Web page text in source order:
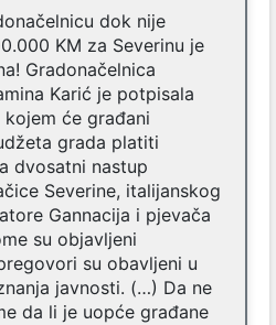
dok nije
KM za Severinu je
Gradonačelnica
Karić je potpisala
će građani
grada platiti
dvosatni nastup
Severine, italijanskog
Gannacija i pjevača
su objavljeni
su obavljeni u
javnosti. (…) Da ne
da li je uopće građane